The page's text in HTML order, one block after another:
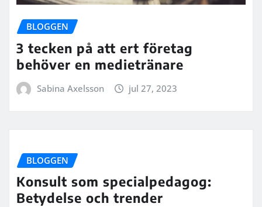
BLOGGEN
3 tecken på att ert företag
behöver en medietränare
Sabina Axelsson jul 27, 2023
BLOGGEN
Konsult som specialpedagog:
Betydelse och trender